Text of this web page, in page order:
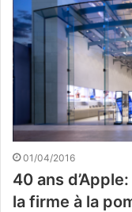
01/04/2016
40 ans
la firme à la